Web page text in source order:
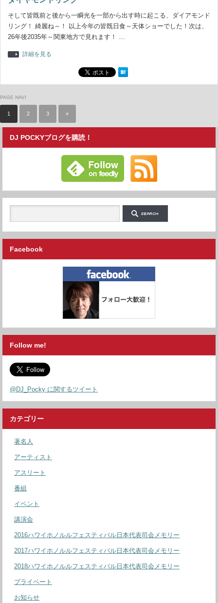
そして皆既前と後から一瞬光を一部から出す時に起こる、ダイアモンド
リング！ 綺麗ね～！ 以上今年の皆既日食～天体ショーでした！次は、
26年後2035年～関東地方で見れます！ …
詳細を見る
PAGE NAVI
1 2 3 »
DJ POCKYブログを購読！
Facebook
Follow me!
@DJ_Pocky に関するツイート
カテゴリー
著名人
アーティスト
アスリート
番組
イベント
講演会
2016ハワイホノルルフェスティバル日本代表司会メモリー
2017ハワイホノルルフェスティバル日本代表司会メモリー
2018ハワイホノルルフェスティバル日本代表司会メモリー
プライベート
お知らせ